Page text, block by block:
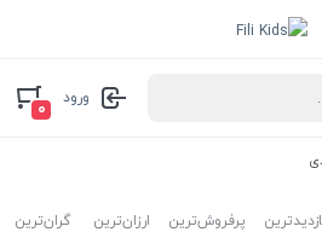
ورود
۰
پرفروش‌ترین ارزان‌ترین گران‌ترین